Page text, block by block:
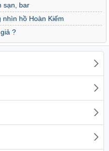
sạn, bar
hồ Hoàn Kiếm
?